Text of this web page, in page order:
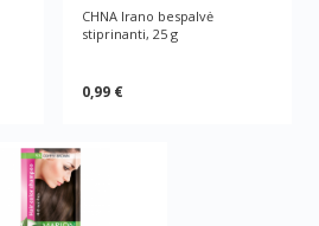
CHNA Irano bespalvė
stiprinanti, 25 g
0,99 €